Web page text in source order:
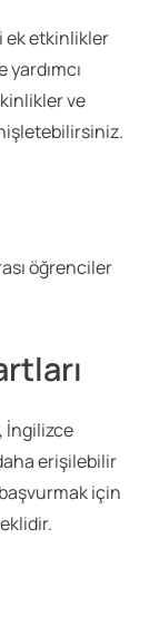
ek etkinlikler
ve
öğrenciler
İngilizce
erişilebilir
için